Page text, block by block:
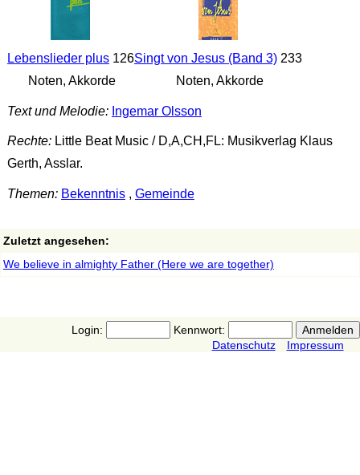
Lebenslieder plus126
Noten, Akkorde
Singt von Jesus (Band 3)233
Noten, Akkorde
Text und Melodie: Ingemar Olsson
Rechte:Little Beat Music / D,A,CH,FL: Musikverlag Klaus
Gerth, Asslar.
Themen: Bekenntnis, Gemeinde
Zuletzt angesehen:
We believe in almighty Father (Here we are together)
Login:
Kennwort:
Datenschutz
Impressum